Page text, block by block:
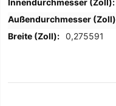
0,275591